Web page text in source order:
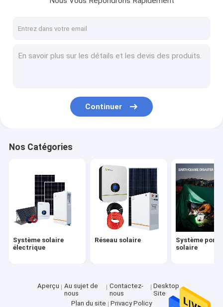
Continuer
Nos Catégories
Système solaire
électrique
Réseau solaire
Système
solaire
Aperçu
Au sujet de
nous
Contactez-
nous
Desktop
Site
Plan du site
Privacy Policy